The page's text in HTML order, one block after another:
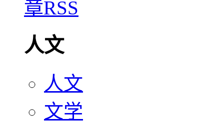
人文
人文
文学